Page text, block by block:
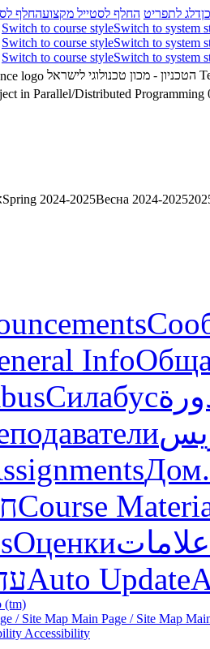
דלג לתפריט החלף לסטייל מקצועהחלף
Switch to course styleSwitch to system
Switch to course styleSwitch to system
Switch to course styleSwitch to system
in Parallel/Distributed Programming
Spring 2024-2025Весна 2024-2025
Info
Силабус
Дом.
Course
Оценкиعلامات
Auto Update
/ Site Map Main Page / Site Map
Accessibility